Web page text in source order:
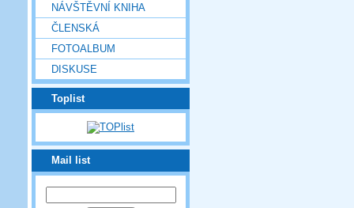
NÁVŠTĚVNÍ KNIHA
ČLENSKÁ
FOTOALBUM
DISKUSE
Toplist
Mail list